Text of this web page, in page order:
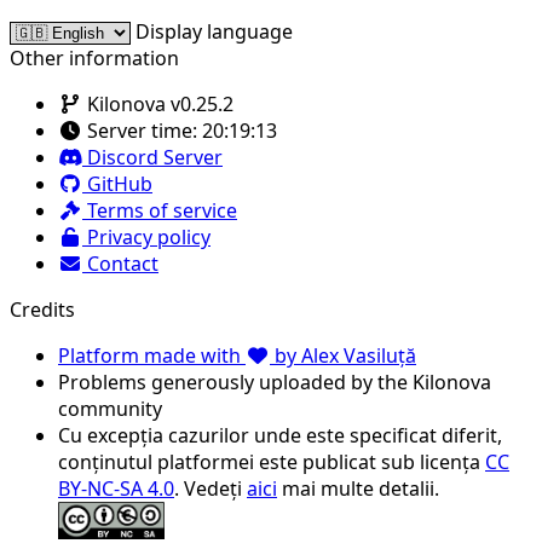
Display language
Other information
Kilonova v0.25.2
Server time: 20:19:13
Discord Server
GitHub
Terms of service
Privacy policy
Contact
Credits
Platform made with
by Alex Vasiluță
Problems generously uploaded by the Kilonova
community
Cu excepția cazurilor unde este specificat diferit,
conținutul platformei este publicat sub licența CC
BY-NC-SA 4.0. Vedeți aici mai multe detalii.